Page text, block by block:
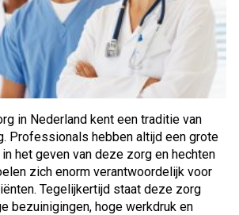
in Nederland kent een traditie van
Professionals hebben altijd een grote
het geven van deze zorg en hechten
zich enorm verantwoordelijk voor
Tegelijkertijd staat deze zorg
bezuinigingen, hoge werkdruk en